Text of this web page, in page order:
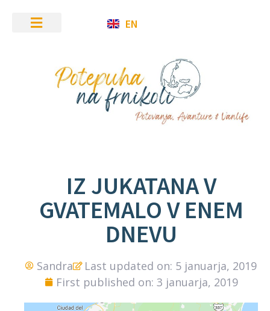
EN
IZ JUKATANA V
GVATEMALO V ENEM
DNEVU
Sandra
Last updated on: 5 januarja, 2019
First published on: 3 januarja, 2019